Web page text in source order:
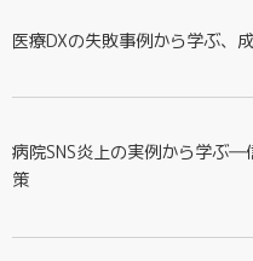
医療DXの失敗事例から学ぶ、
病院SNS炎上の実例から学ぶ
策